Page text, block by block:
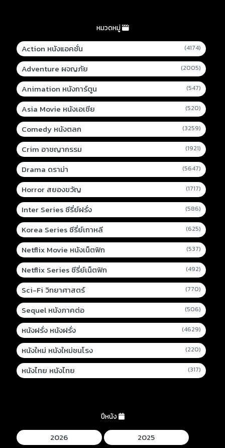
หมวดหมู่
Action หนังแอคชั่น (4174)
Adventure ผจญภัย (2005)
Animation หนังการ์ตูน (547)
Asia Movie หนังเอเชีย (520)
Comedy หนังตลก (3259)
Crim อาชญากรรม (1921)
Drama ดราม่า (5647)
Horror สยองขวัญ (1717)
Inter Series ซีรี่ย์ฝรั่ง (586)
Korea Series ซีรี่ย์เกาหลี (625)
Netflix Movie หนังเน็ตฟิก (537)
Netflix Series ซีรี่ย์เน็ตฟิก (492)
Sci-Fi วิทยาศาสตร์ (770)
Sequel หนังภาคต่อ (506)
หนังฝรั่ง หนังฝรั่ง (4629)
หนังใหม่ หนังใหม่ชนโรง (220)
หนังไทย หนังไทย (317)
ปีหนัง
2026
2025